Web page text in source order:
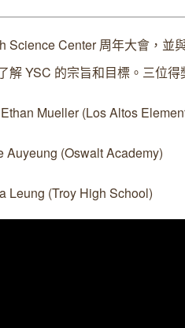
Science Center 周年大會，
YSC 的宗旨和目標。三位得
Mueller (Los Altos
(Oswalt Academy)
Leung (Troy High School)